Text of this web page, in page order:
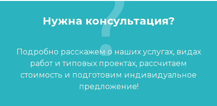
Нужна консультация?
Подробно расскажем о наших услугах, видах
работ и типовых проектах, рассчитаем
стоимость и подготовим индивидуальное
предложение!